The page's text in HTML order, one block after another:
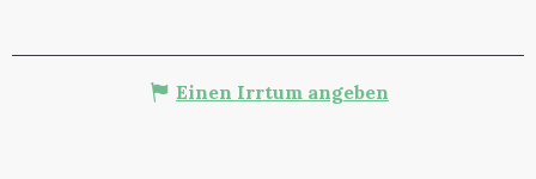
Einen Irrtum angeben